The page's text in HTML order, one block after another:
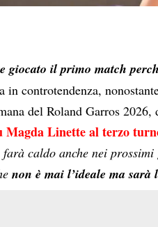
giocato il primo match
in controtendenza,
del Roland Garros
Magda Linette al terzo
farà caldo anche nei
non è mai l’ideale ma sarà